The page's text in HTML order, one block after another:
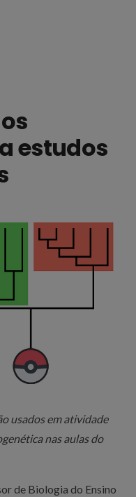
estudos
usados em atividade
nas aulas do
de Biologia do Ensino